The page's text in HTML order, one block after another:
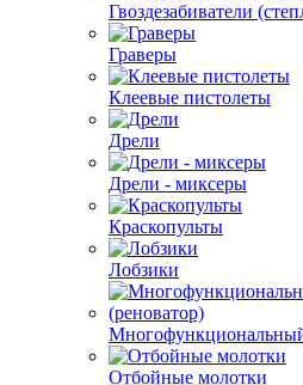
Гвоздезабиватели
Граверы
Клеевые пистолеты
Дрели
Дрели - миксеры
Краскопульты
Лобзики
Отбойные молотки